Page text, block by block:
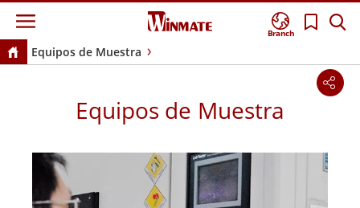
Branch
Equipos de Muestra
Equipos de Muestra